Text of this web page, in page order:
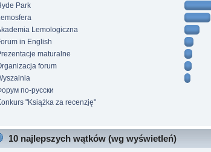
Park
Lemologiczna
in English
maturalne
forum
по-русски
"Książka za recenzję"
10 najlepszych wątków (wg wyświetleń)